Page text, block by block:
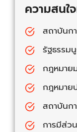
ความสนใ
สถาบันก
รัฐธรรม
กฎหมาย
กฎหมาย
สถาบันก
การมีส่ว